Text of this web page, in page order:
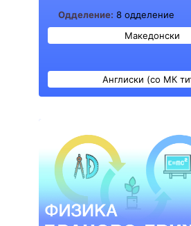
Одделение: 8 одделение
Англиски (со МК
Македонски